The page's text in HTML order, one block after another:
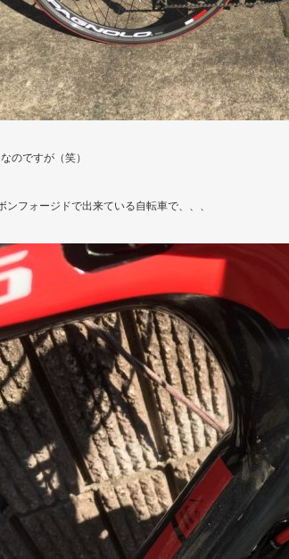
のですが（笑）
ンフォージドで出来ている自転車で、、、